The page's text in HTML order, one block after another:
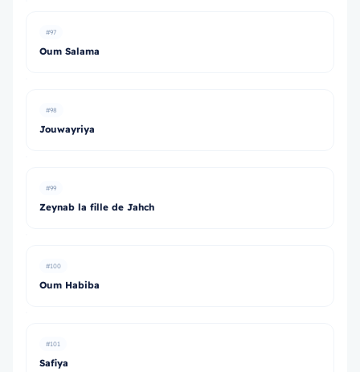
#97
Oum Salama
#98
Jouwayriya
#99
Zeynab la fille de Jahch
#100
Oum Habiba
#101
Safiya